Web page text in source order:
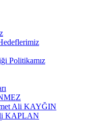
Politikamız
Ali KAYĞIN
KAPLAN